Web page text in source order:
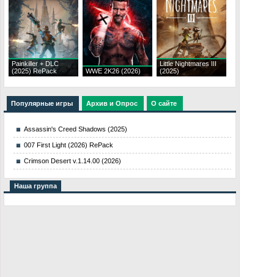
Painkiller + DLC
(2025) RePack
WWE 2K26 (2026)
Little Nightmares III
(2025)
Популярные игры Архив и Опрос О сайте
Assassin's Creed Shadows (2025)
007 First Light (2026) RePack
Crimson Desert v.1.14.00 (2026)
Наша группа